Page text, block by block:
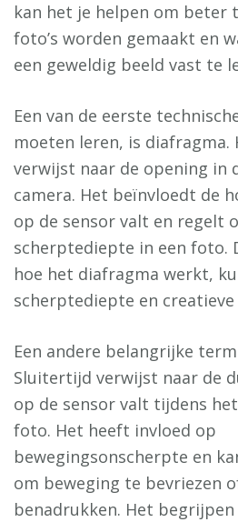
kan het je helpen om beter
foto’s worden gemaakt en
een geweldig beeld vast te
Een van de eerste
moeten leren, is diafragma.
verwijst naar de opening in
camera. Het beïnvloedt de
op de sensor valt en regelt
scherptediepte in een foto.
hoe het diafragma werkt,
scherptediepte en
Een andere belangrijke
Sluitertijd verwijst naar de
op de sensor valt tijdens
foto. Het heeft invloed op
bewegingsonscherpte en
om beweging te bevriezen
benadrukken. Het